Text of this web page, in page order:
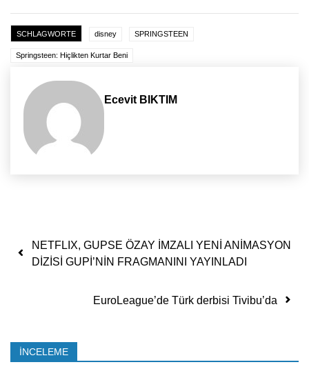
SCHLAGWORTE disney SPRINGSTEEN
Springsteen: Hiçlikten Kurtar Beni
Ecevit BIKTIM
Yazı dolaşımı
NETFLIX, GUPSE ÖZAY İMZALI YENİ ANİMASYON
DİZİSİ GUPİ’NİN FRAGMANINI YAYINLADI
EuroLeague’de Türk derbisi Tivibu’da
İNCELEME